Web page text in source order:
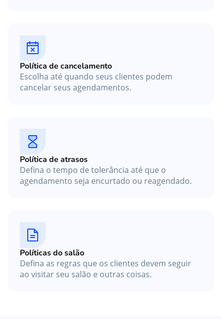
Política de cancelamento
Escolha até quando seus clientes podem
cancelar seus agendamentos.
Política de atrasos
Defina o tempo de tolerância até que o
agendamento seja encurtado ou reagendado.
Políticas do salão
Defina as regras que os clientes devem seguir
ao visitar seu salão e outras coisas.